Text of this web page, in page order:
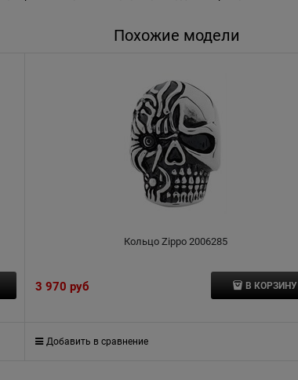
Похожие модели
Кольцо Zippo 2006285
3 970 руб В КОРЗИНУ
Добавить в сравнение